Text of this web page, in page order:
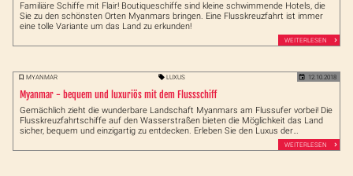
Familiäre Schiffe mit Flair! Boutiqueschiffe sind kleine schwimmende Hotels, die
Sie zu den schönsten Orten Myanmars bringen. Eine Flusskreuzfahrt ist immer
eine tolle Variante um das Land zu erkunden!
WEITERLESEN
MYANMAR LUXUS 12.10.2018
Myanmar - bequem und luxuriös mit dem Flussschiff
Gemächlich zieht die wunderbare Landschaft Myanmars am Flussufer vorbei! Die
Flusskreuzfahrtschiffe auf den Wasserstraßen bieten die Möglichkeit das Land
sicher, bequem und einzigartig zu entdecken. Erleben Sie den Luxus der
WEITERLESEN